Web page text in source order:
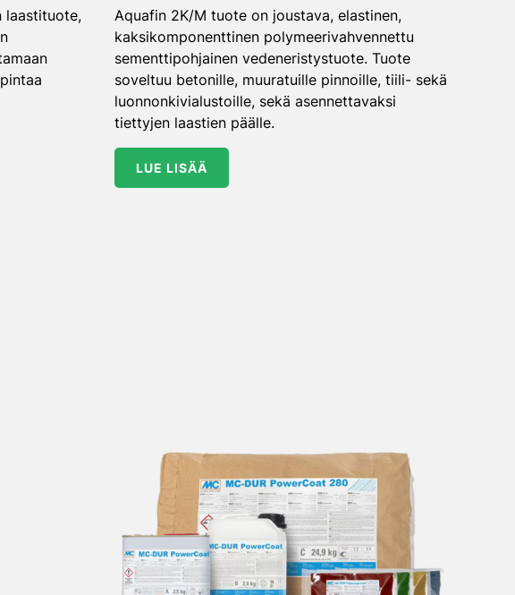
laastituote,
Aquafin 2K/M tuote on joustava, elastinen,
kaksikomponenttinen polymeerivahvennettu
sementtipohjainen vedeneristystuote. Tuote
soveltuu betonille, muuratuille pinnoille, tiili- sekä
luonnonkivialustoille, sekä asennettavaksi
tiettyjen laastien päälle.
LUE LISÄÄ